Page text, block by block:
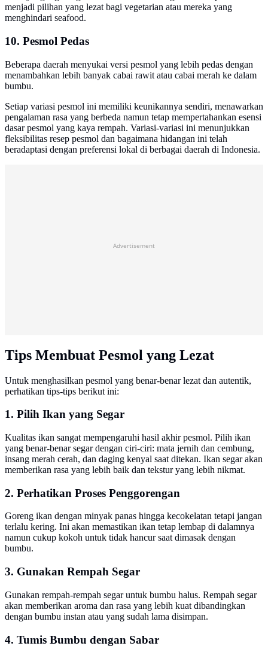
menjadi pilihan yang lezat bagi vegetarian atau mereka yang
menghindari seafood.
10. Pesmol Pedas
Beberapa daerah menyukai versi pesmol yang lebih pedas dengan
menambahkan lebih banyak cabai rawit atau cabai merah ke dalam
bumbu.
Setiap variasi pesmol ini memiliki keunikannya sendiri, menawarkan
pengalaman rasa yang berbeda namun tetap mempertahankan esensi
dasar pesmol yang kaya rempah. Variasi-variasi ini menunjukkan
fleksibilitas resep pesmol dan bagaimana hidangan ini telah
beradaptasi dengan preferensi lokal di berbagai daerah di Indonesia.
Advertisement
Tips Membuat Pesmol yang Lezat
Untuk menghasilkan pesmol yang benar-benar lezat dan autentik,
perhatikan tips-tips berikut ini:
1. Pilih Ikan yang Segar
Kualitas ikan sangat mempengaruhi hasil akhir pesmol. Pilih ikan
yang benar-benar segar dengan ciri-ciri: mata jernih dan cembung,
insang merah cerah, dan daging kenyal saat ditekan. Ikan segar akan
memberikan rasa yang lebih baik dan tekstur yang lebih nikmat.
2. Perhatikan Proses Penggorengan
Goreng ikan dengan minyak panas hingga kecokelatan tetapi jangan
terlalu kering. Ini akan memastikan ikan tetap lembap di dalamnya
namun cukup kokoh untuk tidak hancur saat dimasak dengan
bumbu.
3. Gunakan Rempah Segar
Gunakan rempah-rempah segar untuk bumbu halus. Rempah segar
akan memberikan aroma dan rasa yang lebih kuat dibandingkan
dengan bumbu instan atau yang sudah lama disimpan.
4. Tumis Bumbu dengan Sabar